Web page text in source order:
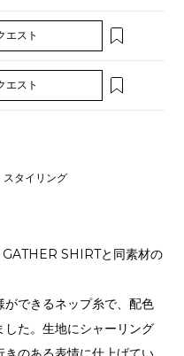
エスト
エスト
スタイリング
SHIRTと同素材の
できるネップ糸で、配色
た。生地にシャーリング